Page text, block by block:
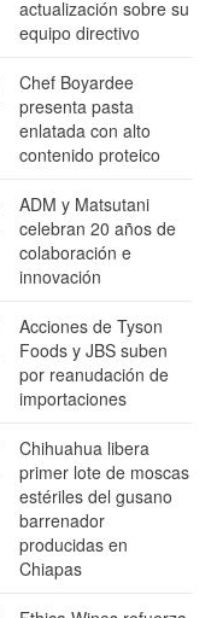
actualización sobre su
equipo directivo
Chef Boyardee
presenta pasta
enlatada con alto
contenido proteico
ADM y Matsutani
celebran 20 años de
colaboración e
innovación
Acciones de Tyson
Foods y JBS suben
por reanudación de
importaciones
Chihuahua libera
primer lote de moscas
estériles del gusano
barrenador
producidas en
Chiapas